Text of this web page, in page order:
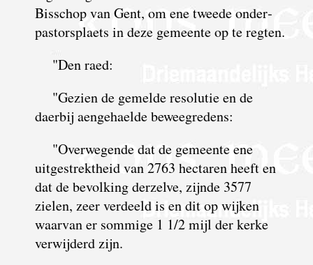
Bisschop van Gent, om ene tweede onder­
pastors­plaets in deze gemeente op te regten.
"Den raed:
"Gezien de gemelde resolutie en de
daerbij aengehaelde beweegredens:
"Overwegende dat de gemeente ene
uitgestrektheid van 2763 hectaren heeft en
dat de bevolking derzelve, zijnde 3577
zielen, zeer verdeeld is en dit op wijken
waarvan er sommige 1 1/2 mijl der kerke
verwijderd zijn.